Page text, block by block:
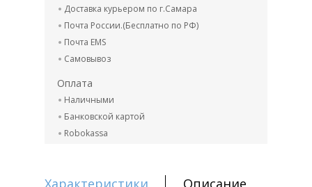
Доставка курьером по г.Самара
Почта России.(Бесплатно по РФ)
Почта EMS
Самовывоз
Оплата
Наличными
Банковской картой
Robokassa